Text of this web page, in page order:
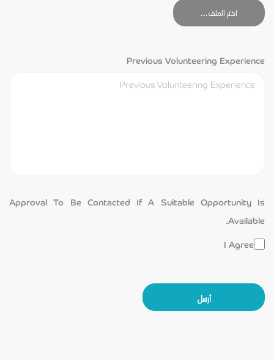
اختر الملف...
Previous Volunteering Experience
Approval To Be Contacted If A Suitable Opportunity Is
Available.
I Agree
أرسل